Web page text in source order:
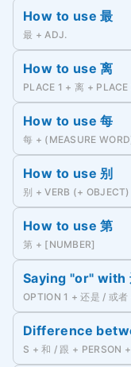
How to use 最
最 + ADJ.
How to use 离
PLACE 1 + 离 +
How to use 每
每 + (MEASURE
How to use 别
别 + VERB (+ OBJECT)
How to use 第
第 + [NUMBER]
Saying "or" with
OPTION 1 + 还是 / 或
Difference
S + 和 / 跟 + PERSON